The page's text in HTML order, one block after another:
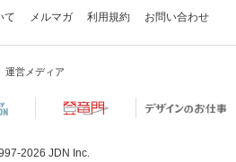
て メルマガ 利用規約 お問い合わせ
運営メディア
2026 JDN Inc.